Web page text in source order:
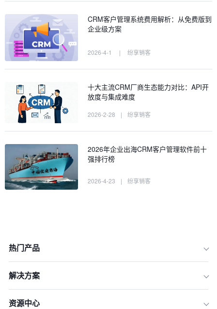
CRM客户管理系统费用解析：从免费版到
企业级方案
2026-4-1 | 纷享销客
十大主流CRM厂商生态能力对比：API开
放度与集成难度
2026-2-28 | 纷享销客
2026年企业出海CRM客户管理软件前十
强排行榜
2026-4-23 | 纷享销客
热门产品
解决方案
资源中心